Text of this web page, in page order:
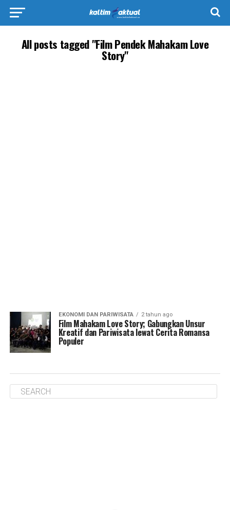
All posts tagged "Film Pendek Mahakam Love
Story"
EKONOMI DAN PARIWISATA 2 tahun ago
Film Mahakam Love Story; Gabungkan Unsur
Kreatif dan Pariwisata lewat Cerita Romansa
Populer